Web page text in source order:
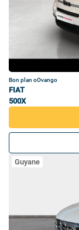
Bon plan oOvango
FIAT
500X
Guyane